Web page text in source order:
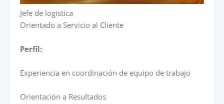
Jefe de logistica
Orientado a Servicio al Cliente
Perfil:
Experiencia en coordinación de equipo de trabajo
Orientación a Resultados